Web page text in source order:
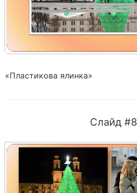
«Пластикова ялинка»
Слайд #8